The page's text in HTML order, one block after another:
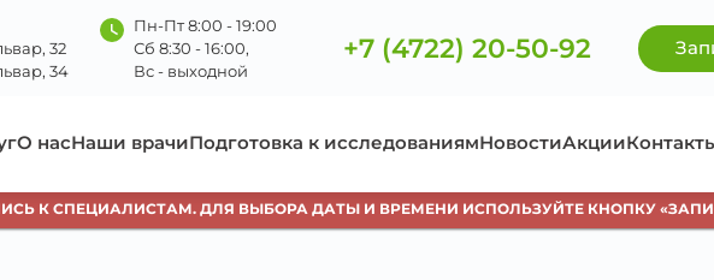
32
34
Пн-Пт 8:00 - 19:00
Сб 8:30 - 16:00,
Вс - выходной
+7 (4722) 20-50-92
О насНаши врачиПодготовка к исследованиямНовостиАкции
СПЕЦИАЛИСТАМ. ДЛЯ ВЫБОРА ДАТЫ И ВРЕМЕНИ ИСПОЛЬЗУЙТЕ КНОПКУ